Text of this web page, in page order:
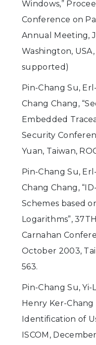
Windows,”
Conference on
Annual Meeting,
Washington,
supported)
Pin-Chang Su,
Chang Chang,
Embedded
Security
Yuan, Taiwan,
Pin-Chang Su,
Chang Chang,
Schemes based
Logarithms”,
Carnahan
October 2003,
563.
Pin-Chang Su,
Henry Ker-
Identification of
ISCOM,